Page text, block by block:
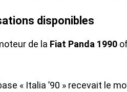
disponibles
de la Fiat Panda 1990
« Italia ’90 » recevait le